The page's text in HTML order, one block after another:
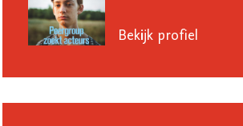
Bekijk profiel